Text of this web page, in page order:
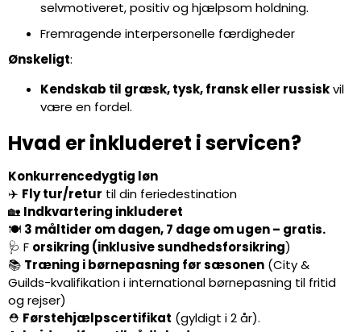
selvmotiveret, positiv og hjælpsom holdning.
Fremragende interpersonelle færdigheder
Ønskeligt:
Kendskab til græsk, tysk, fransk eller russiskvil
være en fordel.
Hvad er inkluderet i servicen?
Konkurrencedygtig løn
✈️ Fly tur/retur til din feriedestination
🏡 Indkvartering inkluderet
🍽️ 3 måltider om dagen, 7 dage om ugen – gratis.
🩺 F orsikring (inklusive sundhedsforsikring)
📚 Træning i børnepasning før sæsonen (City &
Guilds-kvalifikation i international børnepasning til fritid
og rejser)
⛑️ Førstehjælpscertifikat (gyldigt i 2 år).